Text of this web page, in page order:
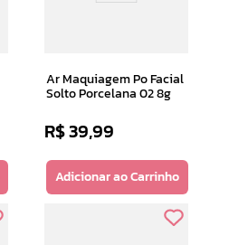
Ar Maquiagem Po Facial
Solto Porcelana 02 8g
R$39,99
Adicionar ao Carrinho